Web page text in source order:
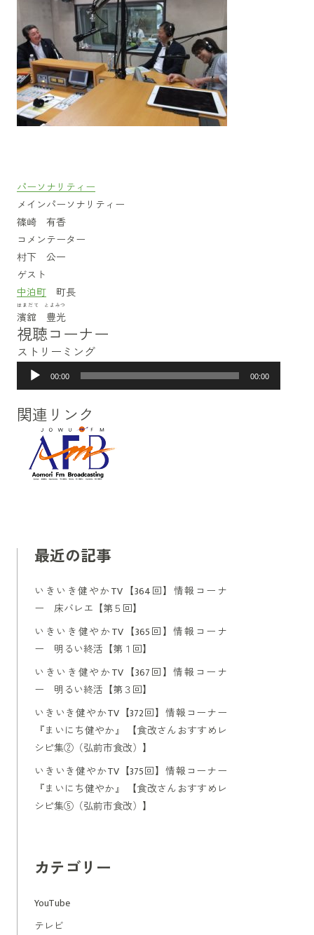
パーソナリティー
メインパーソナリティー
篠崎 有香
コメンテーター
村下 公一
ゲスト
中泊町 町長
濱舘 豊光
はまだて とよみつ
視聴コーナー
ストリーミング
声
プ
レ
00:00 00:00
関連リンク
最近の記事
いきいき健やかTV【364回】情報コーナ
ー 床バレエ【第５回】
いきいき健やかTV【365回】情報コーナ
ー 明るい終活【第１回】
いきいき健やかTV【367回】情報コーナ
ー 明るい終活【第３回】
いきいき健やかTV【372回】情報コーナー
『まいにち健やか』 【食改さんおすすめレ
シピ集②（弘前市食改）】
いきいき健やかTV【375回】情報コーナー
『まいにち健やか』 【食改さんおすすめレ
シピ集⑤（弘前市食改）】
カテゴリー
YouTube
テレビ